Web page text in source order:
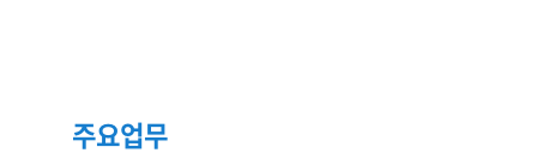
주요업무